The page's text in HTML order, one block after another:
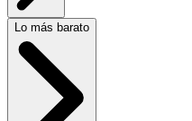
Lo más barato